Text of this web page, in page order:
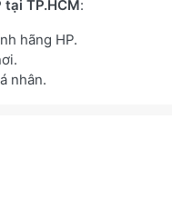
TP.HCM:
hãng HP.
nhân.